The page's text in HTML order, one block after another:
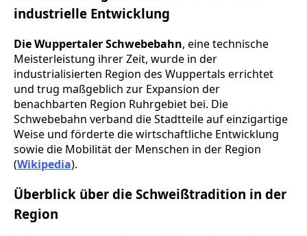
industrielle Entwicklung
Die Wuppertaler Schwebebahn, eine technische
Meisterleistung ihrer Zeit, wurde in der
industrialisierten Region des Wuppertals errichtet
und trug maßgeblich zur Expansion der
benachbarten Region Ruhrgebiet bei. Die
Schwebebahn verband die Stadtteile auf einzigartige
Weise und förderte die wirtschaftliche Entwicklung
sowie die Mobilität der Menschen in der Region
(Wikipedia).
Überblick über die Schweißtradition in der
Region